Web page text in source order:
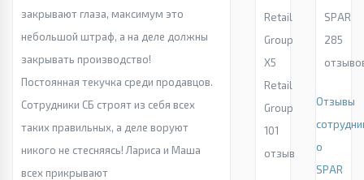
закрывают глаза, максимум это
небольшой штраф, а на деле должны
закрывать производство!
Постоянная текучка среди продавцов.
Сотрудники СБ строят из себя всех
таких правильных, а деле воруют
никого не стесняясь! Лариса и Маша
всех прикрывают
X5
Retail
Group
101
отзыв
SPAR
285
Отзывы
о
SPAR